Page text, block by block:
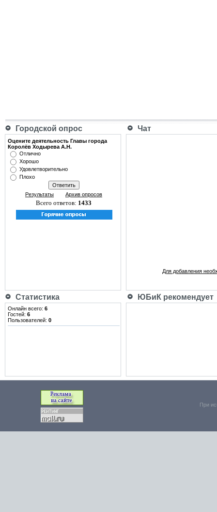
Городской опрос Чат
Оцените деятельность Главы города
Королёв Ходырева А.Н.
Отлично
Хорошо
Удовлетворительно
Плохо
Результаты Архив опросов
Всего ответов: 1433
Для добавления
Статистика ЮБиК рекомендует
Онлайн всего: 6
Гостей: 6
Пользователей: 0
При